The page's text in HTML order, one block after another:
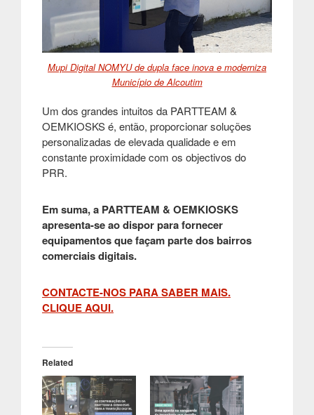
Mupi Digital NOMYU de dupla face inova e moderniza
Município de Alcoutim
Um dos grandes intuitos da PARTTEAM &
OEMKIOSKS é, então, proporcionar soluções
personalizadas de elevada qualidade e em
constante proximidade com os objectivos do
PRR.
Em suma, a PARTTEAM & OEMKIOSKS
apresenta-se ao dispor para fornecer
equipamentos que façam parte dos bairros
comerciais digitais.
CONTACTE-NOS PARA SABER MAIS.
CLIQUE AQUI.
Related